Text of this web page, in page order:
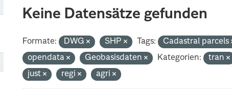
Keine Datensätze gefunden
Formate: DWG SHP Tags: Cadastral parcels
opendata
Geobasisdaten Kategorien: tran
just
regi agri